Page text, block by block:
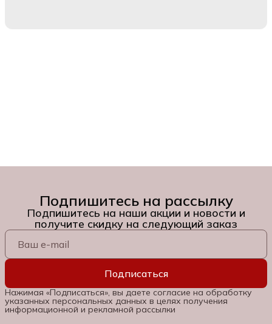
Подпишитесь на рассылку
Подпишитесь на наши акции и новости и
получите скидку на следующий заказ
Подписаться
Нажимая «Подписаться», вы даете согласие на обработку
указанных персональных данных в целях получения
информационной и рекламной рассылки